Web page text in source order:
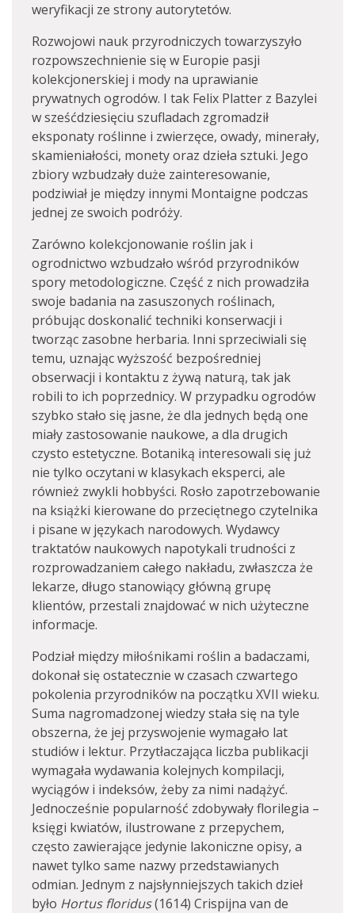
weryfikacji ze strony autorytetów.
Rozwojowi nauk przyrodniczych towarzyszyło
rozpowszechnienie się w Europie pasji
kolekcjonerskiej i mody na uprawianie
prywatnych ogrodów. I tak Felix Platter z Bazylei
w sześćdziesięciu szufladach zgromadził
eksponaty roślinne i zwierzęce, owady, minerały,
skamieniałości, monety oraz dzieła sztuki. Jego
zbiory wzbudzały duże zainteresowanie,
podziwiał je między innymi Montaigne podczas
jednej ze swoich podróży.
Zarówno kolekcjonowanie roślin jak i
ogrodnictwo wzbudzało wśród przyrodników
spory metodologiczne. Część z nich prowadziła
swoje badania na zasuszonych roślinach,
próbując doskonalić techniki konserwacji i
tworząc zasobne herbaria. Inni sprzeciwiali się
temu, uznając wyższość bezpośredniej
obserwacji i kontaktu z żywą naturą, tak jak
robili to ich poprzednicy. W przypadku ogrodów
szybko stało się jasne, że dla jednych będą one
miały zastosowanie naukowe, a dla drugich
czysto estetyczne. Botaniką interesowali się już
nie tylko oczytani w klasykach eksperci, ale
również zwykli hobbyści. Rosło zapotrzebowanie
na książki kierowane do przeciętnego czytelnika
i pisane w językach narodowych. Wydawcy
traktatów naukowych napotykali trudności z
rozprowadzaniem całego nakładu, zwłaszcza że
lekarze, długo stanowiący główną grupę
klientów, przestali znajdować w nich użyteczne
informacje.
Podział między miłośnikami roślin a badaczami,
dokonał się ostatecznie w czasach czwartego
pokolenia przyrodników na początku XVII wieku.
Suma nagromadzonej wiedzy stała się na tyle
obszerna, że jej przyswojenie wymagało lat
studiów i lektur. Przytłaczająca liczba publikacji
wymagała wydawania kolejnych kompilacji,
wyciągów i indeksów, żeby za nimi nadążyć.
Jednocześnie popularność zdobywały florilegia –
księgi kwiatów, ilustrowane z przepychem,
często zawierające jedynie lakoniczne opisy, a
nawet tylko same nazwy przedstawianych
odmian. Jednym z najsłynniejszych takich dzieł
było Hortus floridus(1614) Crispijna van de